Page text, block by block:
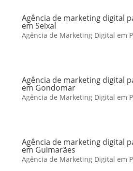
Agência de marketing digital
em Seixal
Agência de Marketing Digital em
Agência de marketing digital
em Gondomar
Agência de Marketing Digital em
Agência de marketing digital
em Guimarães
Agência de Marketing Digital em